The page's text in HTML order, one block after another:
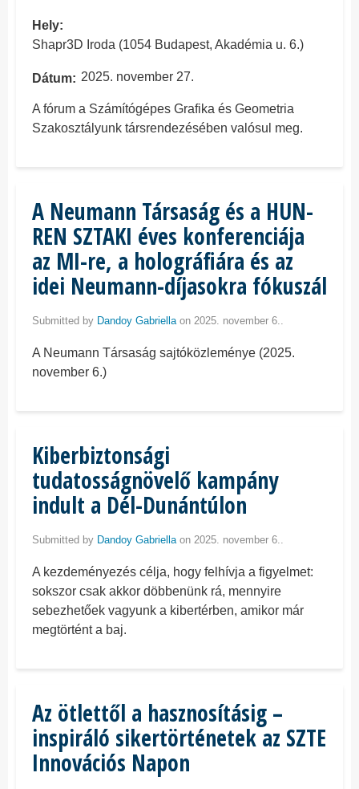
Hely
Shapr3D Iroda (1054 Budapest, Akadémia u. 6.)
Dátum 2025. november 27.
A fórum a Számítógépes Grafika és Geometria
Szakosztályunk társrendezésében valósul meg.
A Neumann Társaság és a HUN-
REN SZTAKI éves konferenciája
az MI-re, a holográfiára és az
idei Neumann-díjasokra fókuszál
Submitted by Dandoy Gabriellaon 2025. november 6..
A Neumann Társaság sajtóközleménye (2025.
november 6.)
Kiberbiztonsági
tudatosságnövelő kampány
indult a Dél-Dunántúlon
Submitted by Dandoy Gabriellaon 2025. november 6..
A kezdeményezés célja, hogy felhívja a figyelmet:
sokszor csak akkor döbbenünk rá, mennyire
sebezhetőek vagyunk a kibertérben, amikor már
megtörtént a baj.
Az ötlettől a hasznosításig –
inspiráló sikertörténetek az SZTE
Innovációs Napon